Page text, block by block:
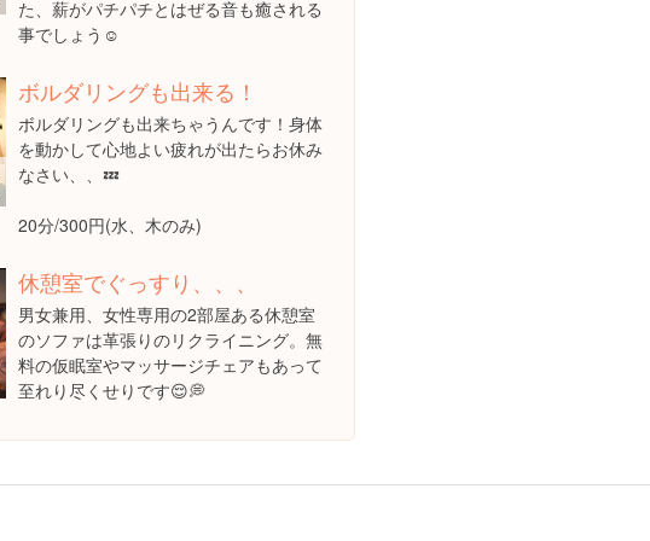
た、薪がパチパチとはぜる音も癒される
事でしょう☺️
ボルダリングも出来る！
ボルダリングも出来ちゃうんです！身体
を動かして心地よい疲れが出たらお休み
なさい、、💤
20分/300円(水、木のみ)
休憩室でぐっすり、、、
男女兼用、女性専用の2部屋ある休憩室
のソファは革張りのリクライニング。無
料の仮眠室やマッサージチェアもあって
至れり尽くせりです😌💭